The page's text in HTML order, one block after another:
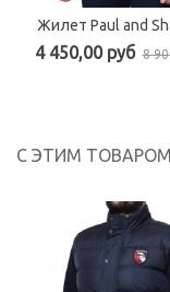
Жилет Paul and
4 450,00 руб 8
С ЭТИМ